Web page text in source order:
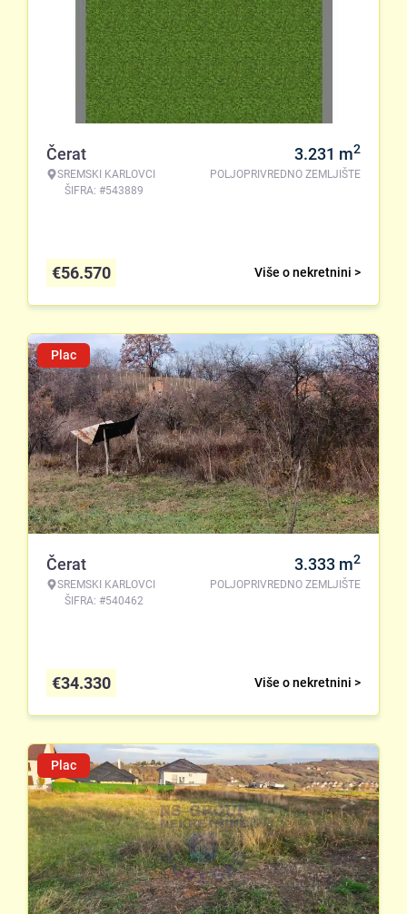
Čerat
SREMSKI KARLOVCI
ŠIFRA: #543889
3.231 m2
POLJOPRIVREDNO ZEMLJIŠTE
Više o nekretnini >
€56.570
Plac
Čerat
SREMSKI KARLOVCI
ŠIFRA: #540462
3.333 m2
POLJOPRIVREDNO ZEMLJIŠTE
Više o nekretnini >
€34.330
Plac